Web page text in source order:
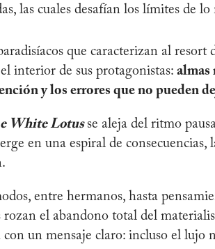
las cuales desafían los límites de
que caracterizan al
interior de sus protagonistas: almas
y los errores que no pueden
White Lotus se aleja del ritmo
en una espiral de consecuencias,
entre hermanos, hasta
rozan el abandono total del
con un mensaje claro: incluso el lujo